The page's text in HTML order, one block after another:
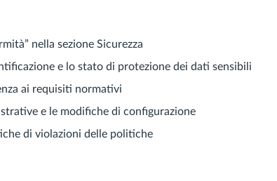
nella sezione Sicurezza
e lo stato di protezione dei dati sensibili
ai requisiti normativi
e le modifiche di configurazione
di violazioni delle politiche